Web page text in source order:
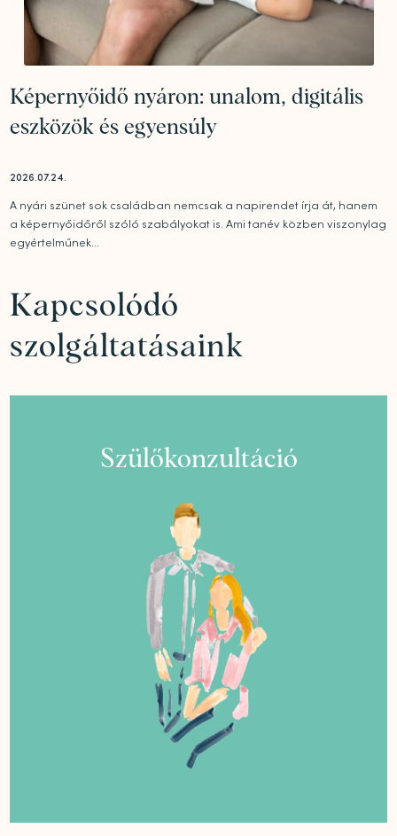
Képernyőidő nyáron: unalom, digitális
eszközök és egyensúly
2026.07.24.
A nyári szünet sok családban nemcsak a napirendet írja át, hanem
a képernyőidőről szóló szabályokat is. Ami tanév közben viszonylag
egyértelműnek...
Kapcsolódó
szolgáltatásaink
Szülőkonzultáció